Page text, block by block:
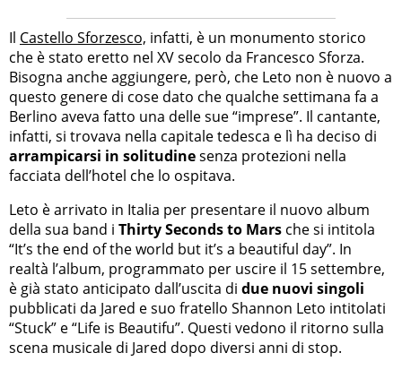
Il Castello Sforzesco, infatti, è un monumento storico
che è stato eretto nel XV secolo da Francesco Sforza.
Bisogna anche aggiungere, però, che Leto non è nuovo a
questo genere di cose dato che qualche settimana fa a
Berlino aveva fatto una delle sue “imprese”. Il cantante,
infatti, si trovava nella capitale tedesca e lì ha deciso di
arrampicarsi in solitudinesenza protezioni nella
facciata dell’hotel che lo ospitava.
Leto è arrivato in Italia per presentare il nuovo album
della sua band i Thirty Seconds to Mars che si intitola
“It’s the end of the world but it’s a beautiful day”. In
realtà l’album, programmato per uscire il 15 settembre,
è già stato anticipato dall’uscita di due nuovi singoli
pubblicati da Jared e suo fratello Shannon Leto intitolati
“Stuck” e “Life is Beautifu”. Questi vedono il ritorno sulla
scena musicale di Jared dopo diversi anni di stop.